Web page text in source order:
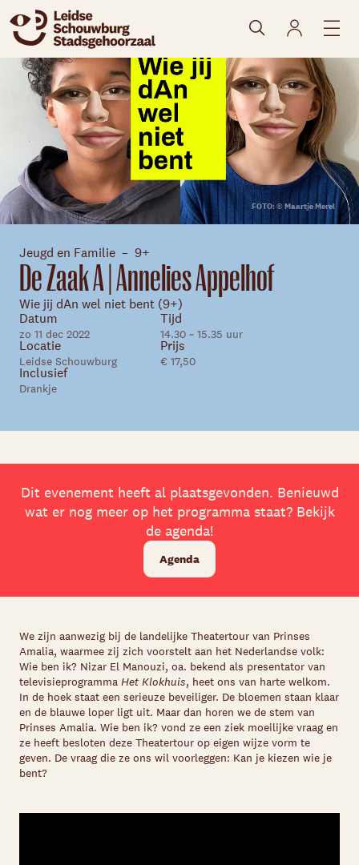
Skip navigatie
FOTO: © Maartje Merel
naar agenda
Jeugd en Familie 9+
De Zaak A | Annelies Appelhof
Wie jij dAn wel niet bent (9+)
Datum
zo 11 dec 2022
Tijd
14.30 ~ 15.35 uur
Locatie
Leidse Schouwburg
Prijs
€ 17,50
Inclusief
Drankje
Dit evenement heeft al plaatsgevonden. Benieuwd
wat er nog meer op het programma staat? Bekijk
de agenda!
Agenda
We zijn aanwezig bij de landelijke Theatertour van Prinses
Amalia, waarmee zij zich voorstelt aan het Nederlandse volk:
Wie ben ik? Nizar El Manouzi, oa. bekend als presentator van
televisieprogramma Het Klokhuis, heet ons van harte welkom.
In de hoek staat een serieuze beveiliger. De bloemen staan klaar
en de blauwe loper ligt uit. Maar dan horen we de stem van
Prinses Amalia. Wie ben ik? vond ze een ziek moeilijke vraag en
ze heeft besloten deze Theatertour op eigen wijze vorm te
geven. De vraag die ze ons wil voorleggen: Kan je kiezen wie je
bent?